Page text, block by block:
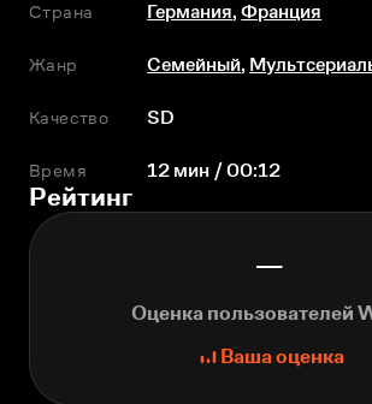
Страна
Германия,Франция
Жанр Семейный,
Качество SD
Время 12 мин / 00:12
Рейтинг
—
Оценка пользователей
Ваша оценка